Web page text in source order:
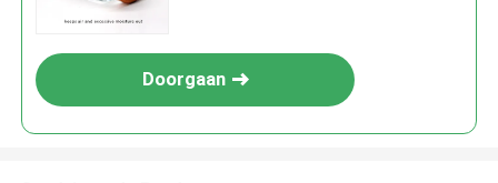
Doorgaan